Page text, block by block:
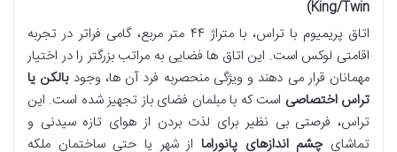
King/Twin)
اتاق پریمیوم با تراس، با متراژ ۴۴ متر مربع، گامی فراتر در تجربه
اقامتی لوکس است. این اتاق ها فضایی به مراتب بزرگتر را در اختیار
مهمانان قرار می دهند و ویژگی منحصربه فرد آن ها، وجودبالکن یا
تراس اختصاصی است که با مبلمان فضای باز تجهیز شده است. این
تراس، فرصتی بی نظیر برای لذت بردن از هوای تازه سیدنی و
تماشایچشم اندازهای پانوراما از شهر یا حتی ساختمان ملکه